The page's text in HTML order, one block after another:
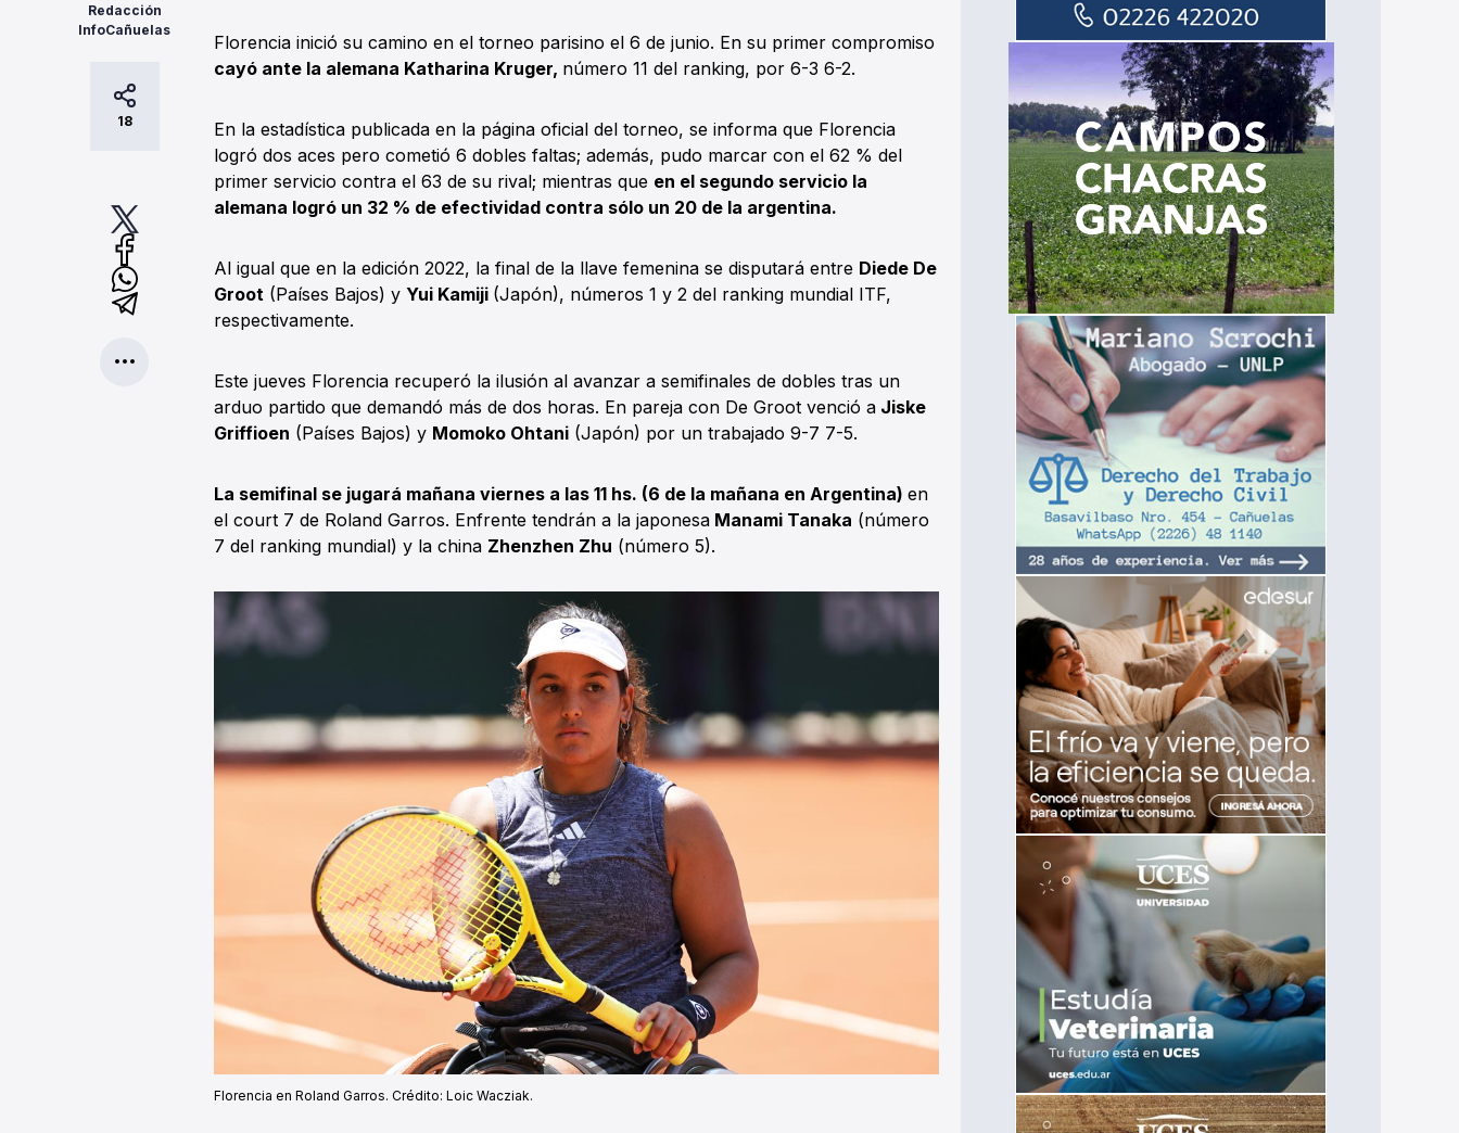
Redacción
InfoCañuelas
18
Florencia inició su camino en el torneo parisino el 6 de junio. En su primer compromiso
cayó ante la alemana Katharina Kruger, número 11 del ranking, por 6-3 6-2.
En la estadística publicada en la página oficial del torneo, se informa que Florencia
logró dos aces pero cometió 6 dobles faltas; además, pudo marcar con el 62 % del
primer servicio contra el 63 de su rival; mientras que en el segundo servicio la
alemana logró un 32 % de efectividad contra sólo un 20 de la argentina.
Al igual que en la edición 2022, la final de la llave femenina se disputará entre Diede De
Groot (Países Bajos) y Yui Kamiji (Japón), números 1 y 2 del ranking mundial ITF,
respectivamente.
Este jueves Florencia recuperó la ilusión al avanzar a semifinales de dobles tras un
arduo partido que demandó más de dos horas. En pareja con De Groot venció a Jiske
Griffioen (Países Bajos) y Momoko Ohtani (Japón) por un trabajado 9-7 7-5.
La semifinal se jugará mañana viernes a las 11 hs. (6 de la mañana en Argentina) en
el court 7 de Roland Garros. Enfrente tendrán a la japonesa Manami Tanaka (número
7 del ranking mundial) y la china Zhenzhen Zhu (número 5).
Florencia en Roland Garros. Crédito: Loic Wacziak.